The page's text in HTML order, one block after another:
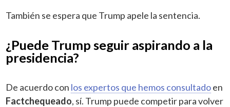
También se espera que Trump apele la sentencia.
¿Puede Trump seguir aspirando a la
presidencia?
De acuerdo con los expertos que hemos consultadoen
Factchequeado, sí. Trump puede competir para volver